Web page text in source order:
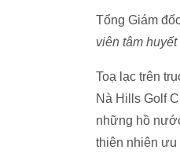
Tổng Giám
viên tâm
Toạ lạc trên
Nà Hills Golf
những hồ
thiên nhiên ưu